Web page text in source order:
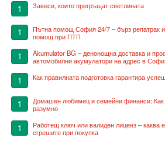
1 Завеси, които прегръщат светлината
1
Пътна помощ София 24/7 – бърз репатрак
помощ при ПТП
1
Akumulator BG – денонощна доставка и
автомобилни акумулатори на адрес в
1 Как правилната подготовка гарантира
1
Домашен любимец и семейни финанси: Как
разумно
1
Работещ ключ или валиден лиценз – каква
сгрешите при покупка